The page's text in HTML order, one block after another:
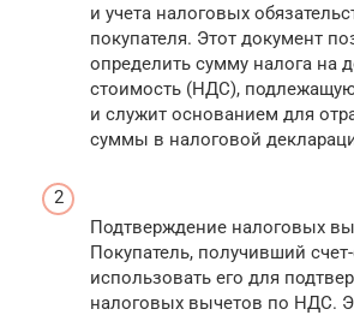
и учета налоговых
покупателя. Этот документ
определить сумму налога на
стоимость (НДС),
и служит основанием для
суммы в налоговой
Подтверждение налоговых
Покупатель, получивший
использовать его для
налоговых вычетов по НДС.